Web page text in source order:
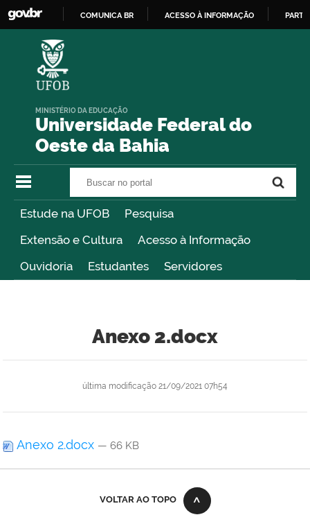
COMUNICA BR ACESSO À INFORMAÇÃO
Universidade Federal do
Oeste da Bahia
MINISTÉRIO DA EDUCAÇÃO
Estude na UFOB
Pesquisa
Extensão e Cultura
Acesso à Informação
Ouvidoria
Estudantes Servidores
Anexo 2.docx
última modificação 21/09/2021 07h54
Anexo 2.docx — 66 KB
VOLTAR AO TOPO